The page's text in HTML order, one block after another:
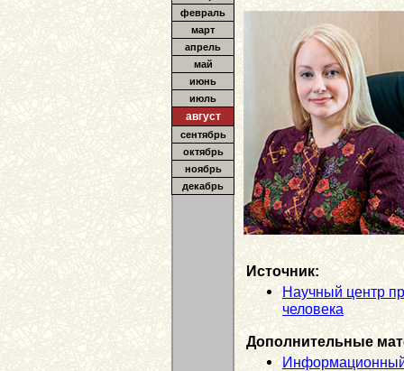
февраль
март
апрель
май
июнь
июль
август
сентябрь
октябрь
ноябрь
декабрь
Источник:
Научный центр
человека
Дополнительные